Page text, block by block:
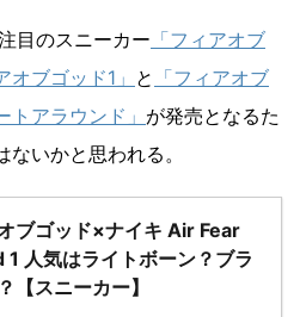
目のスニーカー 「フィアオブ
ブゴッド1」 と 「フィアオブ
アラウンド」 が発売となるた
いかと思われる。
ブゴッド×ナイキ Air Fear
1 人気はライトボーン？ブラ
【スニーカー】